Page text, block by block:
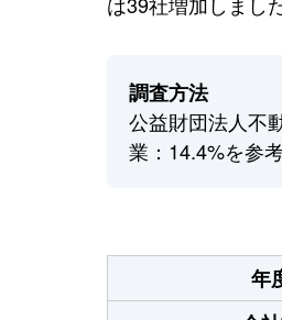
調査方法
公益財団法人不
業：14.4%を参
年